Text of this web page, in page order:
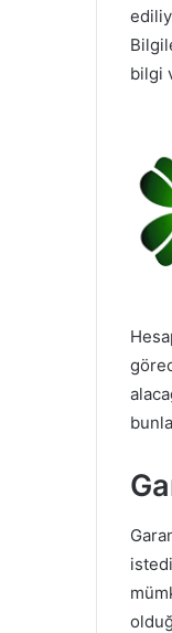
bilgi